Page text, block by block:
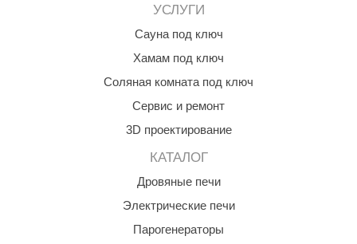
УСЛУГИ
Сауна под ключ
Хамам под ключ
Соляная комната под ключ
Сервис и ремонт
3D проектирование
КАТАЛОГ
Дровяные печи
Электрические печи
Парогенераторы